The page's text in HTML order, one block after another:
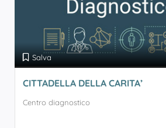
Salva
CITTADELLA DELLA CARITA’
Centro diagnostico